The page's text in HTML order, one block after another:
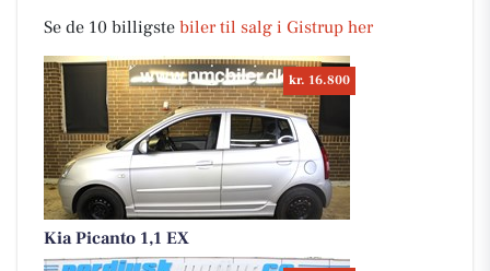
Se de 10 billigste biler til salg i Gistrup her
kr. 16.800
Kia Picanto 1,1 EX